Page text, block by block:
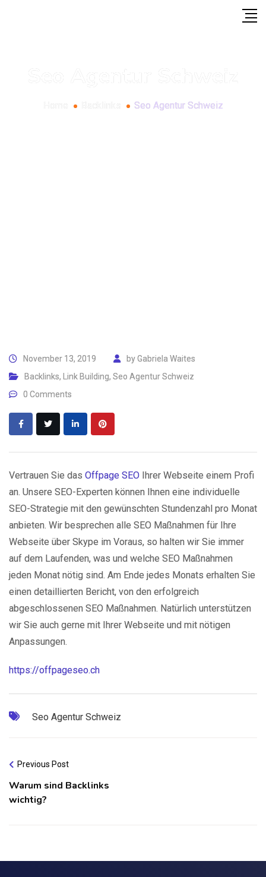
Seo Agentur Schweiz
November 13, 2019 byGabriela Waites
Backlinks, Link Building, Seo Agentur Schweiz
0 Comments
Vertrauen Sie das Offpage SEO Ihrer Webseite einem Profi
an. Unsere SEO-Experten können Ihnen eine individuelle
SEO-Strategie mit den gewünschten Stundenzahl pro Monat
anbieten. Wir besprechen alle SEO Maßnahmen für Ihre
Webseite über Skype im Voraus, so halten wir Sie immer
auf dem Laufenden, was und welche SEO Maßnahmen
jeden Monat nötig sind. Am Ende jedes Monats erhalten Sie
einen detaillierten Bericht, von den erfolgreich
abgeschlossenen SEO Maßnahmen. Natürlich unterstützen
wir Sie auch gerne mit Ihrer Webseite und mit nötigen
Anpassungen.
https://offpageseo.ch
Seo Agentur Schweiz
Previous Post
Warum sind Backlinks
wichtig?